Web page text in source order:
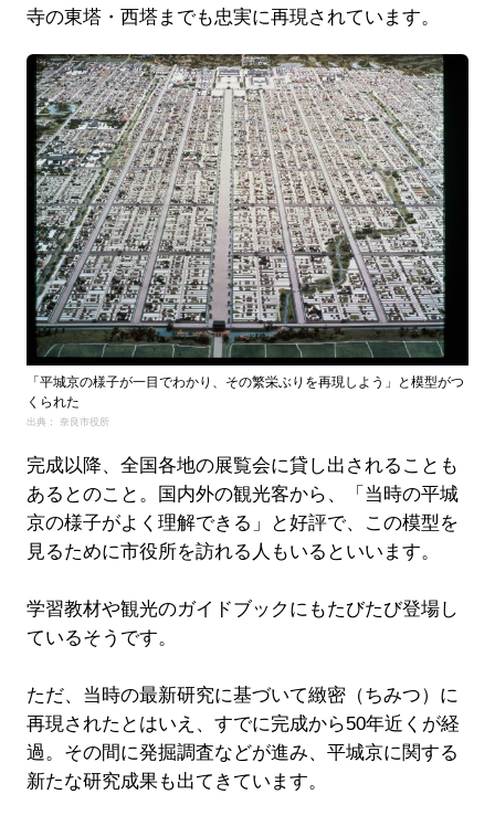
寺の東塔・西塔までも忠実に再現されています。
「平城京の様子が一目でわかり、その繁栄ぶりを再現しよう」と模型がつ
くられた
出典： 奈良市役所
完成以降、全国各地の展覧会に貸し出されることも
あるとのこと。国内外の観光客から、「当時の平城
京の様子がよく理解できる」と好評で、この模型を
見るために市役所を訪れる人もいるといいます。
学習教材や観光のガイドブックにもたびたび登場し
ているそうです。
ただ、当時の最新研究に基づいて緻密（ちみつ）に
再現されたとはいえ、すでに完成から50年近くが経
過。その間に発掘調査などが進み、平城京に関する
新たな研究成果も出てきています。